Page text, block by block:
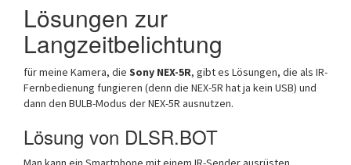
Lösungen zur
Langzeitbelichtung
für meine Kamera, die Sony NEX-5R, gibt es Lösungen, die als IR-
Fernbedienung fungieren (denn die NEX-5R hat ja kein USB) und
dann den BULB-Modus der NEX-5R ausnutzen.
Lösung von DLSR.BOT